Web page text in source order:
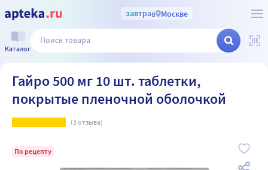
завтрав Москве
Каталог
Гайро 500 мг 10 шт. таблетки,
покрытые пленочной оболочкой
(3отзыва)
По рецепту